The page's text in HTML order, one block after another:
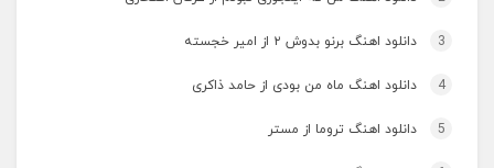
3 دانلود اهنگ برنو بدوش ۲ از امیر خجسته
4 دانلود اهنگ ماه من بودی از حامد ذاکری
5 دانلود اهنگ تروما از مستر